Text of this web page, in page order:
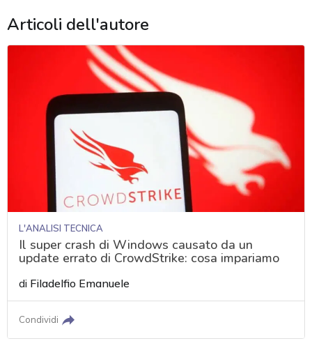
Articoli dell'autore
L'ANALISI TECNICA
Il super crash di Windows causato da un
update errato di CrowdStrike: cosa impariamo
di Filadelfio Emanuele
Condividi